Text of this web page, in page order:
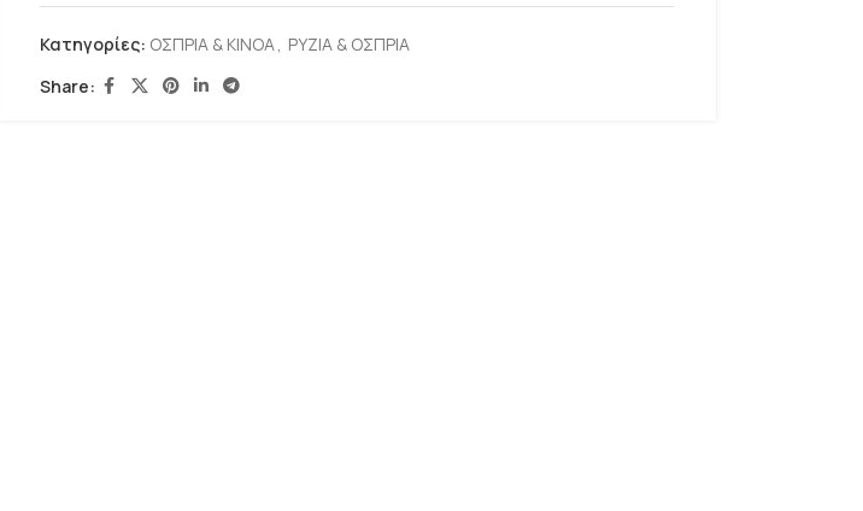
Κατηγορίες: ΟΣΠΡΙΑ & ΚΙΝΟΑ, ΡΥΖΙΑ & ΟΣΠΡΙΑ
Share: